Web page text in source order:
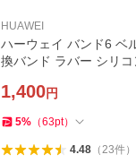
HUAWEI
ハーウェイ バンド6 ベ
換バンド ラバー シリ
1,400円
5% （63pt）
4.48（23件）